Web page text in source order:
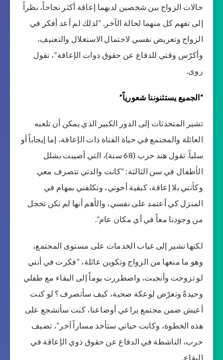
حالات الزواج بين شخصين لديهما إعاقة أكثر نجاحاً، نظراً
إلى تفهم كل منهما لحالة الآخر. “لذلك لم أعد أفكر في
الزواج وتعريض نفسي لاحتمال الاستغلال والتعنيف،
وأكرّس وقتي للدفاع عن حقوق ذوات الإعاقة”، تقول
روى.
“الجميع يستثنوننا شعورياً”
تشير المتحدثات إلى الدور الكبير الذي يمكن أن تلعبه
العائلة والمجتمع في حياة الفتاة ذات الإعاقة، إما إيجاباً أو
سلباً. تقول هند حرب (68 سنة)، التي أصيبت بشلل
الأطفال في سن الثالثة: “كانت والدتي تتصرف معي
وكأنني بلا إعاقة، كبقية أخوتي، وتكلفني بمهام في
المنزل كي أعتمد على نفسي، والأهم أنها لم تكن تخجل
من وجودنا معاً في أي مكان عام”.
لكنها تشير إلى غياب الخدمات على مستوى المجتمع،
وهو ما منعها من الزواج وتكوين عائلة، “فكرت في أنني
لو تزوجت وأنجبت، واضطررت يوماً إلى البقاء مع طفلي
وحيدةً وتعرّض لوعكة صحية، كيف سأتصرف؟ لو كنت
أعيش ضمن مجتمع يراعي أوضاعنا، كنت سأتشجع على
هذه الخطوة، وكانت حياتي ستأخذ مساراً آخر”، تضيف
حرب، الناشطة في الدفاع عن حقوق ذوي الإعاقة في
البقاع.